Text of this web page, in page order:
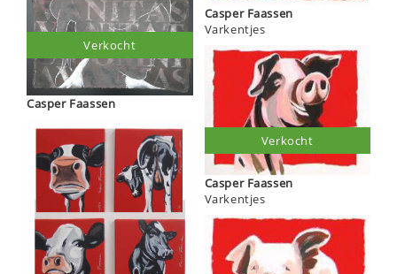
Casper Faassen
Verkocht
Casper Faassen
Varkentjes
Casper Faassen
Varkentjes
Verkocht